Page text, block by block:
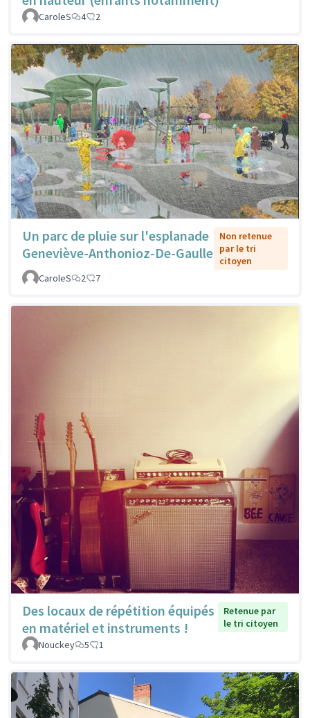
CaroleS 4 2
Un parc de pluie sur l'esplanade
Geneviève-Anthonioz-De-Gaulle
Non retenue
par le tri
citoyen
CaroleS
2 7
Des locaux de répétition équipés
en matériel et instruments !
Retenue par
le tri citoyen
Nouckey
5 1